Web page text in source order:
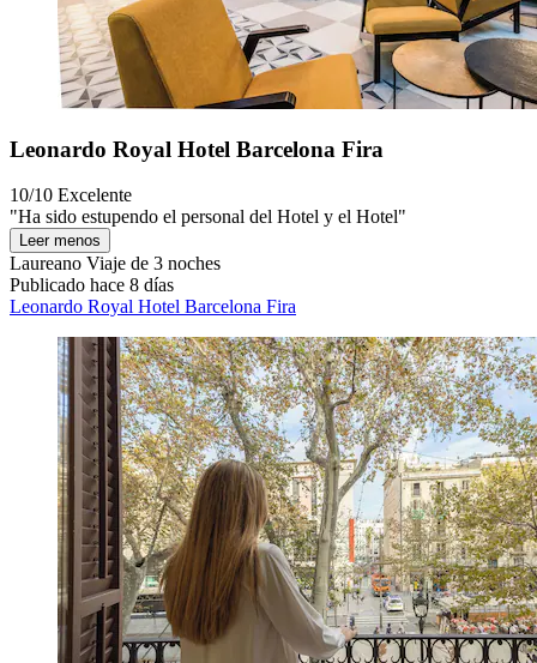
Leonardo Royal Hotel Barcelona Fira
10/10 Excelente
"Ha sido estupendo el personal del Hotel y el Hotel"
Leer menos
Laureano Viaje de 3 noches
Publicado hace 8 días
Leonardo Royal Hotel Barcelona Fira